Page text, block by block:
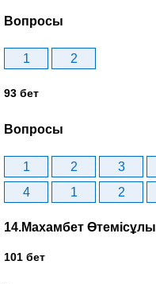
Вопросы
1 2
93 бет
Вопросы
1 2 3
4
1 2
14.Махамбет Өтемісұлы
101 бет